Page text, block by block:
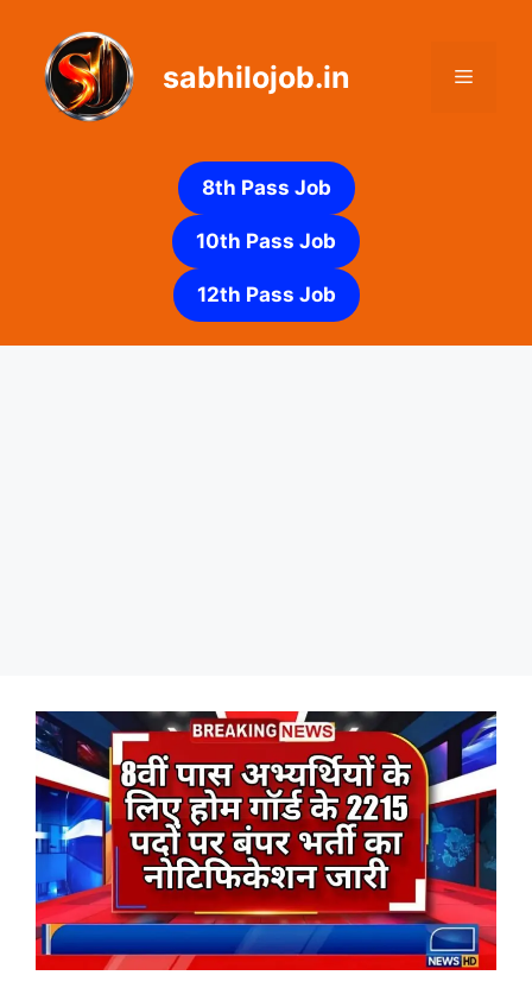
content
sabhilojob.in Menu
8th Pass Job
10th Pass Job
12th Pass Job